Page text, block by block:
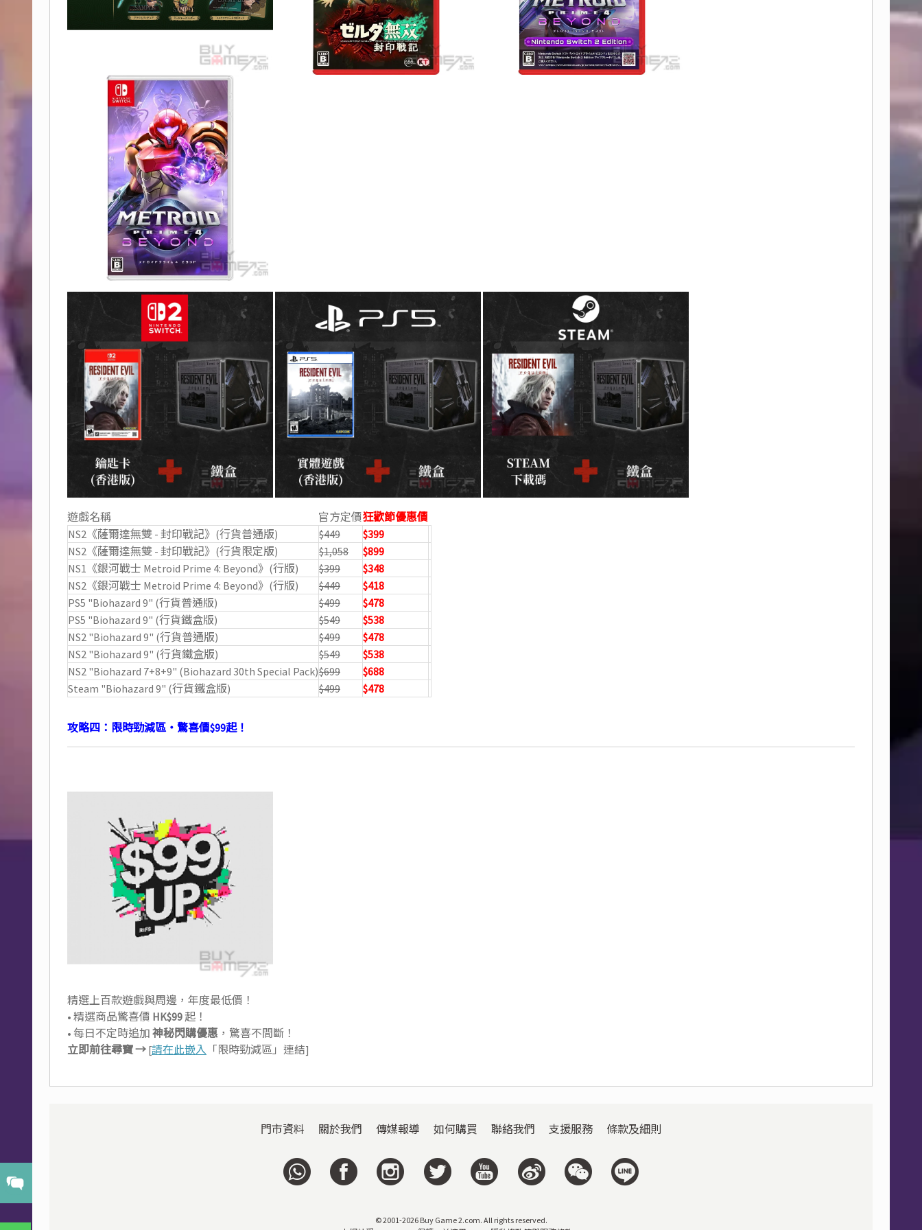
遊戲名稱 官方定價狂歡節優惠價
NS2《薩爾達無雙 - 封印戰記》(行貨普通版)
$449
$399
NS2《薩爾達無雙 - 封印戰記》(行貨限定版)
$1,058
$899
NS1《銀河戰士 Metroid Prime 4: Beyond》(行版)
$399
$348
NS2《銀河戰士 Metroid Prime 4: Beyond》(行版)
$449
$418
PS5 "Biohazard 9" (行貨普通版)
$499
$478
PS5 "Biohazard 9" (行貨鐵盒版)
$549
$538
NS2 "Biohazard 9" (行貨普通版)
$499
$478
NS2 "Biohazard 9" (行貨鐵盒版)
$549
$538
NS2 "Biohazard 7+8+9" (Biohazard 30th Special Pack)$699
$688
Steam "Biohazard 9" (行貨鐵盒版)
$499 $478
攻略四：限時勁減區・驚喜價$99起！
精選上百款遊戲與周邊，年度最低價！
• 精選商品驚喜價 HK$99起！
• 每日不定時追加 神秘閃購優惠 ，驚喜不間斷！
立即前往尋寶 → [請在此嵌入 「限時勁減區」連結]
門市資料 關於我們 傳媒報導 如何購買 聯絡我們 支援服務 條款及細則
© 2001-2026 Buy Game 2.com. All rights reserved.